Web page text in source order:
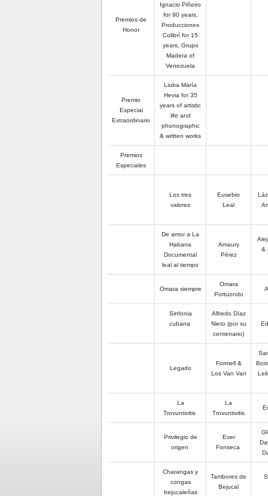
Premios de
Honor
Ignacio Piñeiro
for 90 years,
Producciones
Colibrí for 15
years, Grupo
Madera of
Venezuela
Premio
Especial
Extraordinario
Liuba María
Hevia for 35
years of artistic
life and
phonographic
& written works
Premios
Especiales
Los tres
valores
Eusebio
Leal
De amor a La
Habana
Documental
leal al tiempo
Amaury
Pérez
&
Omara siempre
Omara
Portuondo
Sinfonia
cubana
Alfredo Díaz
Nieto (por su
centenario)
L egado
Formell &
Los Van Van
La
Trovuntivitis
La
Trovuntivitis
Privilegio de
origen
Ever
Fonseca
Charangas y
congas
bejucaleñas
Tambores de
Bejucal